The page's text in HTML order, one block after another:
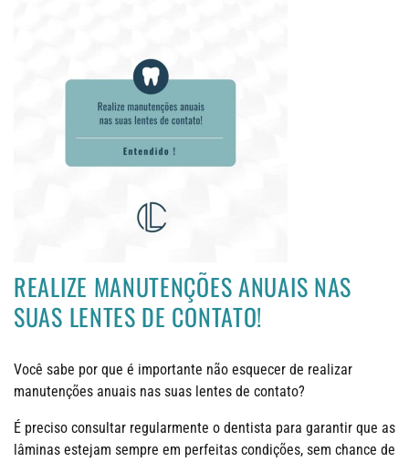
REALIZE MANUTENÇÕES ANUAIS NAS
SUAS LENTES DE CONTATO!
Você sabe por que é importante não esquecer de realizar
manutenções anuais nas suas lentes de contato?
É preciso consultar regularmente o dentista para garantir que as
lâminas estejam sempre em perfeitas condições, sem chance de